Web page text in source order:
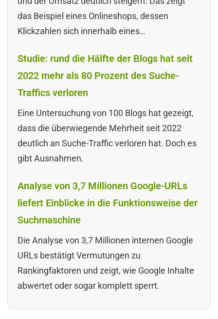
das Beispiel eines Onlineshops, dessen
Klickzahlen sich innerhalb eines…
Studie: rund die Hälfte der Blogs hat seit
2022 mehr als 80 Prozent des Suche-
Traffics verloren
Eine Untersuchung von 100 Blogs hat gezeigt,
dass die überwiegende Mehrheit seit 2022
deutlich an Suche-Traffic verloren hat. Doch es
gibt Ausnahmen.
Analyse von 3,7 Millionen Google-URLs
liefert Einblicke in die Funktionsweise der
Suchmaschine
Die Analyse von 3,7 Millionen internen Google
URLs bestätigt Vermutungen zu
Rankingfaktoren und zeigt, wie Google Inhalte
abwertet oder sogar komplett sperrt.